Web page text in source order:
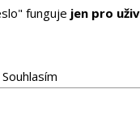
funguje jen pro